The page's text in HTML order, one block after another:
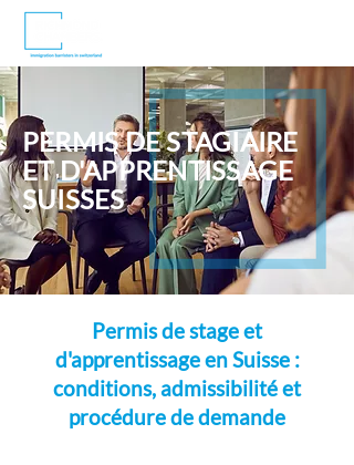
PERMIS DE STAGIAIRE
ET D'APPRENTISSAGE
SUISSES
Permis de stage et
d'apprentissage en Suisse :
conditions, admissibilité et
procédure de demande